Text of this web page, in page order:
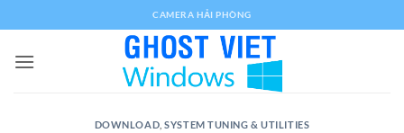
qua
nội
CAMERA HẢI PHÒNG
DOWNLOAD ,SYSTEM TUNING & UTILITIES